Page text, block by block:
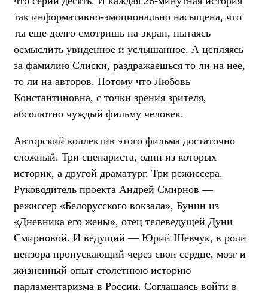
так информативно-эмоционально насыщена, что
ты еще долго смотришь на экран, пытаясь
осмыслить увиденное и услышанное. А цепляясь
за фамилию Слиски, раздражаешься то ли на нее,
то ли на авторов. Потому что Любовь
Константиновна, с точки зрения зрителя,
абсолютно чуждый фильму человек.
Авторский коллектив этого фильма достаточно
сложный. Три сценариста, один из которых
историк, а другой драматург. Три режиссера.
Руководитель проекта Андрей Смирнов —
режиссер «Белорусского вокзала», Бунин из
«Дневника его жены», отец телеведущей Дуни
Смирновой. И ведущий — Юрий Шевчук, в роли
цензора пропускающий через свои сердце, мозг и
жизненный опыт столетнюю историю
парламентаризма в России. Соглашаясь войти в